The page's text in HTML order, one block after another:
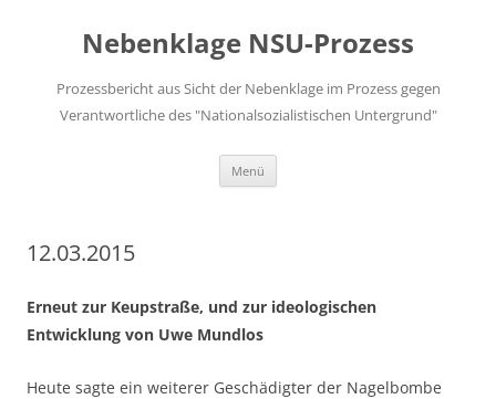
springenNebenklage NSU-Prozess
Prozessbericht aus Sicht der Nebenklage im Prozess gegen
Verantwortliche des "Nationalsozialistischen Untergrund"
Menü
12.03.2015
Erneut zur Keupstraße, und zur ideologischen
Entwicklung von Uwe Mundlos
Heute sagte ein weiterer Geschädigter der Nagelbombe